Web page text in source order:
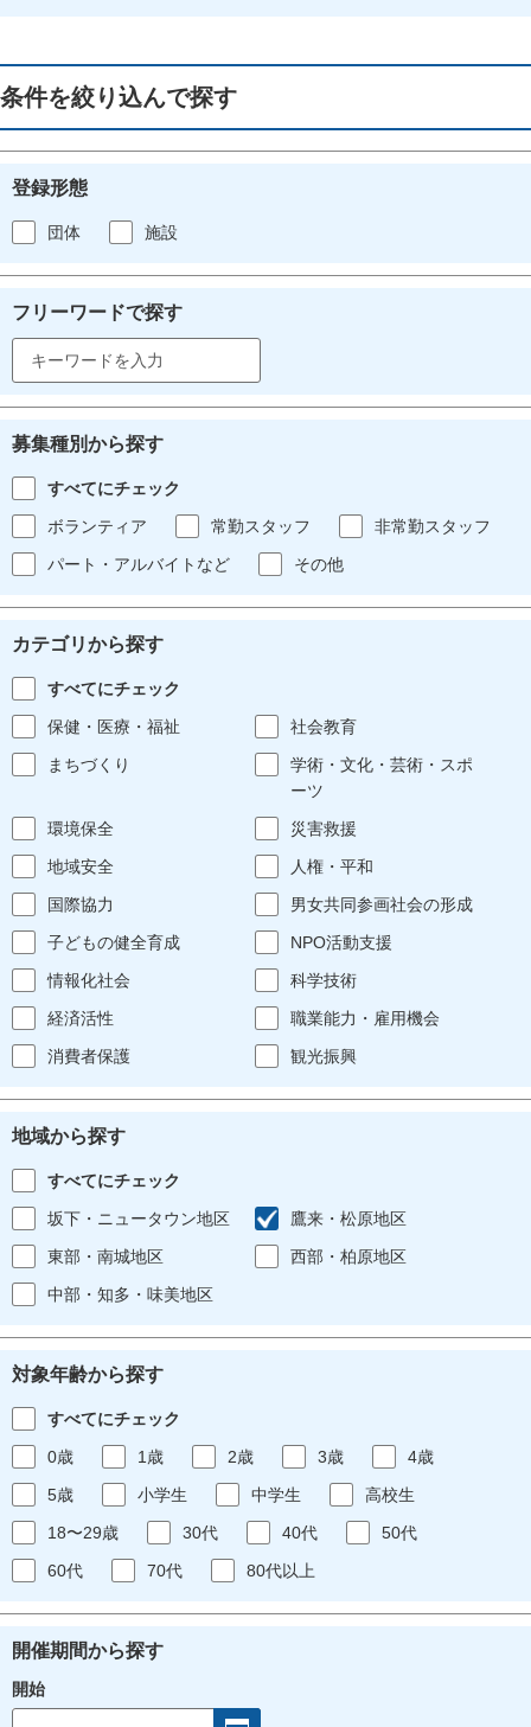
条件を絞り込んで探す
登録形態
団体 施設
フリーワードで探す
募集種別から探す
すべてにチェック
ボランティア
常勤スタッフ
非常勤スタッフ
パート・アルバイトなど
その他
カテゴリから探す
すべてにチェック
保健・医療・福祉
社会教育
まちづくり
学術・文化・芸術・スポ
ーツ
環境保全
災害救援
地域安全
人権・平和
国際協力
男女共同参画社会の形成
子どもの健全育成
NPO活動支援
情報化社会
科学技術
経済活性
職業能力・雇用機会
消費者保護
観光振興
地域から探す
すべてにチェック
坂下・ニュータウン地区
鷹来・松原地区
東部・南城地区
西部・柏原地区
中部・知多・味美地区
対象年齢から探す
すべてにチェック
0歳
1歳 2歳 3歳
4歳
5歳
小学生 中学生
高校生
18〜29歳
30代 40代
50代
60代
70代 80代以上
開催期間から探す
開始